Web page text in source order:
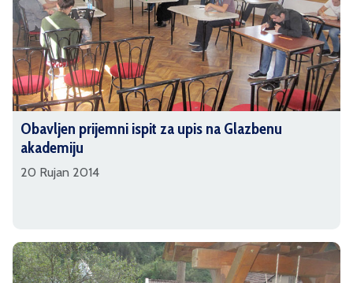
Obavljen prijemni ispit za upis na Glazbenu
akademiju
20 Rujan 2014